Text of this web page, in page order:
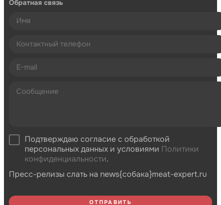
Обратная связь
Подтверждаю согласие с обработкой
персональных данных и условиями Политики
конфиденциальности.
Пресс-релизы слать на news{собака}meat-expert.ru